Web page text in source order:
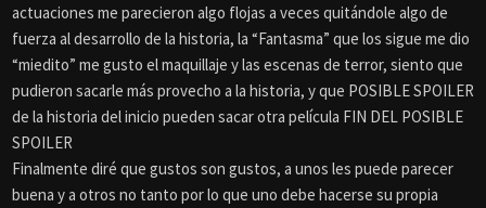
actuaciones me parecieron algo flojas a veces quitándole algo de
fuerza al desarrollo de la historia, la “Fantasma” que los sigue me dio
“miedito” me gusto el maquillaje y las escenas de terror, siento que
pudieron sacarle más provecho a la historia, y que POSIBLE SPOILER
de la historia del inicio pueden sacar otra película FIN DEL POSIBLE
SPOILER
Finalmente diré que gustos son gustos, a unos les puede parecer
buena y a otros no tanto por lo que uno debe hacerse su propia